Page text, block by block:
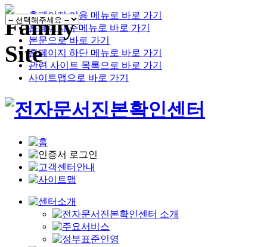
홈페이지 이용 메뉴로 바로 가기
홈페이지 주메뉴로 바로 가기
본문으로 바로 가기
홈페이지 하단 메뉴로 바로 가기
관련 사이트 목록으로 바로 가기
사이트맵으로 바로 가기